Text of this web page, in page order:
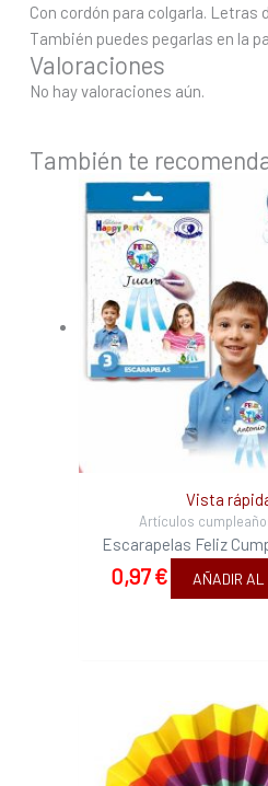
Con cordón para colgarla. Letras
También puedes pegarlas en la
Valoraciones
No hay valoraciones aún.
También te
Vista
Artículos
Escarapelas Feliz
0,97€ AÑADIR AL